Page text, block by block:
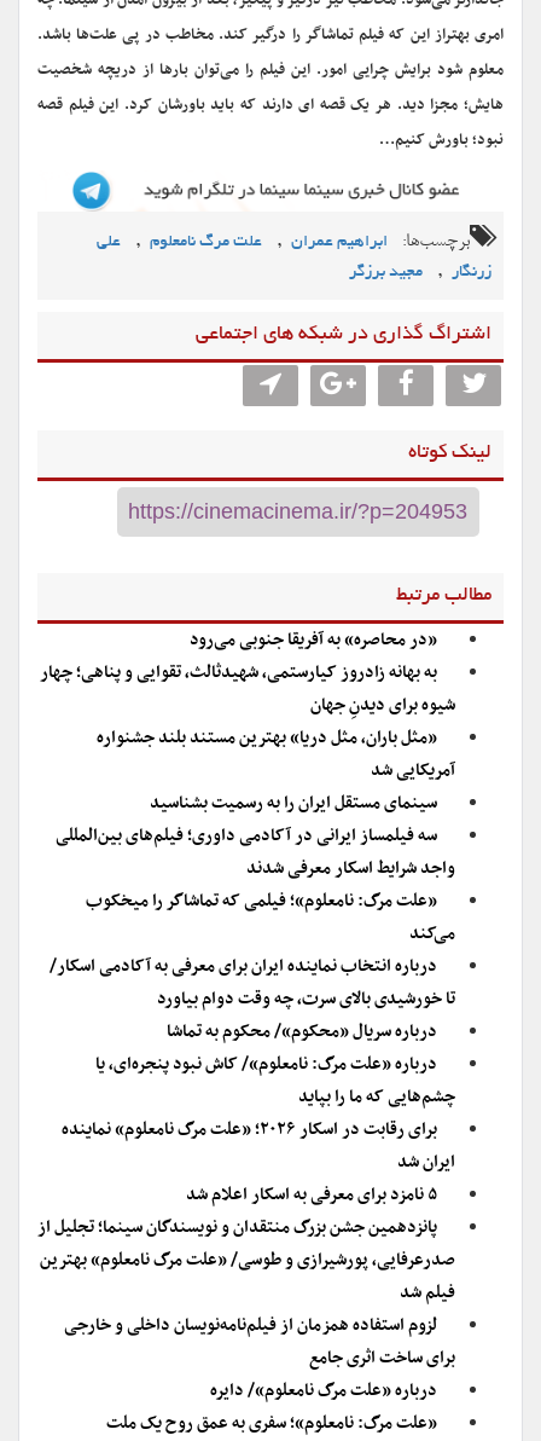
امری بهتراز این که فیلم تماشاگر را درگیر کند. مخاطب در پی علت‌ها باشد.
معلوم شود برایش چرایی امور. این فیلم را می‌توان بارها از دریچه شخصیت
هایش؛ مجزا دید. هر یک قصه ای دارند که باید باورشان کرد. این فیلم قصه
نبود؛ باورش کنیم…
برچسب‌ها: ابراهیم عمران , علت مرگ نامعلوم ,
علی
زرنگار , مجید برزگر
اشتراگ گذاری در شبکه های اجتماعی
لینک کوتاه
مطالب مرتبط
«در محاصره» به آفریقا جنوبی می‌رود
به بهانه زادروز کیارستمی، شهیدثالث، تقوایی و پناهی؛ چهار
شیوه برای دیدنِ جهان
«مثل باران، مثل دریا» بهترین مستند بلند جشنواره
آمریکایی شد
سینمای مستقل ایران را به رسمیت بشناسید
سه فیلمساز ایرانی در آکادمی داوری؛ فیلم‌های بین‌المللی
واجد شرایط اسکار معرفی شدند
«علت مرگ: نامعلوم»؛ فیلمی که تماشاگر را میخکوب
می‌کند
درباره انتخاب نماینده ایران برای معرفی به آکادمی اسکار/
تا خورشیدی بالای سرت، چه وقت دوام بیاورد
درباره سریال «محکوم»/ محکوم به تماشا
درباره «علت مرگ: نامعلوم»/ کاش نبود پنجره‌ای، یا
چشم‌هایی که ما را بپاید
برای رقابت در اسکار ۲۰۲۶؛ «علت مرگ نامعلوم» نماینده
ایران شد
۵ نامزد برای معرفی به اسکار اعلام شد
پانزدهمین جشن بزرگ منتقدان و نویسندگان سینما؛ تجلیل از
صدرعرفایی، پورشیرازی و طوسی/ «علت مرگ‌ نامعلوم» بهترین
فیلم شد
لزوم استفاده همزمان از فیلم‌نامه‌نویسان داخلی و خارجی
برای ساخت اثری جامع
درباره «علت مرگ نامعلوم»/ دایره
«علت مرگ: نامعلوم»؛ سفری به عمق روح یک ملت